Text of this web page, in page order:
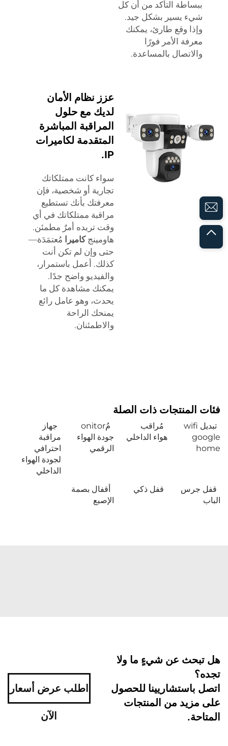
ببساطة التأكد من أن كل
شيء يسير بشكل جيد.
وإذا وقع طارئ، يمكنك
معرفة الأمر فورًا
والاتصال بالمساعدة.
عزز نظام الأمان
لديك مع حلول
المراقبة المباشرة
المتقدمة لكاميرات
IP.
سواء كانت ممتلكاتك
تجارية أو شخصية، فإن
معرفتك بأنك تستطيع
مراقبة ممتلكاتك في أي
وقت تريده أمرٌ مطمئن.
هاومينجكاميرا مُعتمَدَة—
حتى وإن لم تكن أنت
كذلك. أعمل باستمرار،
والفيديو واضح جدًا.
يمكنك مشاهدة كل ما
يحدث، وهو عامل رائع
يمنحك الراحة
والاطمئنان.
فئات المنتجات ذات الصلة
تبديل wifi
google
home
مُراقب
هواء الداخلي
مُonitor
جودة الهواء
الرقمي
جهاز
مراقبة
احترافي
لجودة الهواء
الداخلي
قفل جرس
الباب
قفل ذكي
أقفال بصمة
الإصبع
هل تبحث عن شيءٍ ما ولا
تجده؟
اتصل باستشاريينا للحصول
على مزيد من المنتجات
المتاحة.
اطلب عرض أسعار
الآن